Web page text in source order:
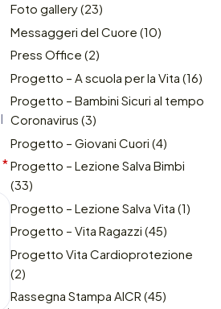
I
*
Foto gallery(23)
Messaggeri del Cuore (10)
Press Office (2)
Progetto – A scuola per la Vita (16)
Progetto – Bambini Sicuri al tempo
Coronavirus (3)
Progetto – Giovani Cuori (4)
Progetto – Lezione Salva Bimbi
(33)
Progetto – Lezione Salva Vita (1)
Progetto – Vita Ragazzi (45)
Progetto Vita Cardioprotezione
(2)
Rassegna Stampa AICR (45)